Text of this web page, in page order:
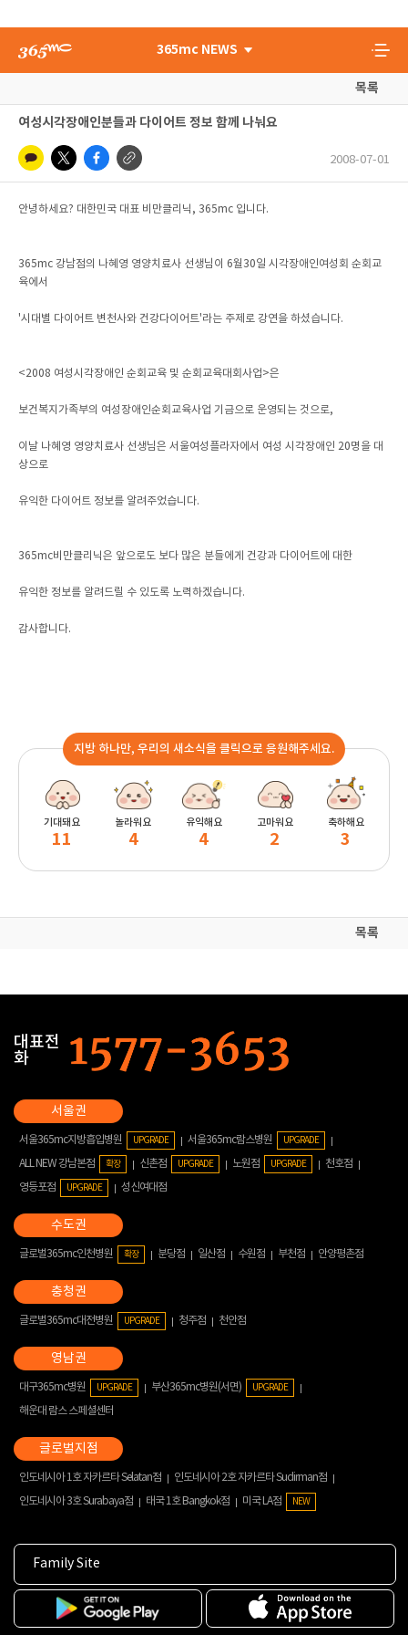
365mc NEWS
목록
여성시각장애인분들과 다이어트 정보 함께 나눠요
2008-07-01
안녕하세요? 대한민국 대표 비만클리닉, 365mc 입니다.
365mc 강남점의 나혜영 영양치료사 선생님이 6월30일 시각장애인여성회 순회교
육에서
'시대별 다이어트 변천사와 건강다이어트'라는 주제로 강연을 하셨습니다.
<2008 여성시각장애인 순회교육 및 순회교육대회사업>은
보건복지가족부의 여성장애인순회교육사업 기금으로 운영되는 것으로,
이날 나혜영 영양치료사 선생님은 서울여성플라자에서 여성 시각장애인 20명을 대
상으로
유익한 다이어트 정보를 알려주었습니다.
365mc비만클리닉은 앞으로도 보다 많은 분들에게 건강과 다이어트에 대한
유익한 정보를 알려드릴 수 있도록 노력하겠습니다.
감사합니다.
지방 하나만, 우리의 새소식을 클릭으로 응원해주세요.
기대돼요
11
놀라워요
4
유익해요
4
고마워요
2
축하해요
3
목록
대표전
화
서울365mc지방흡입병원 UPGRADE 서울365mc람스병원 UPGRADE
ALL NEW 강남본점 확장 신촌점 UPGRADE 노원점 UPGRADE
천호점
영등포점
UPGRADE 성신여대점
글로벌365mc인천병원 확장 분당점 일산점 수원점 부천점 안양평촌점
글로벌365mc대전병원 UPGRADE 청주점 천안점
대구365mc병원 UPGRADE 부산365mc병원(서면) UPGRADE
해운대 람스 스페셜센터
인도네시아 1호 자카르타 Selatan점
인도네시아 2호 자카르타 Sudirman점
인도네시아 3호 Surabaya점
태국 1호 Bangkok점 미국 LA점 NEW
Family Site